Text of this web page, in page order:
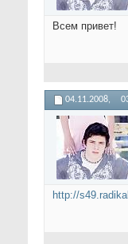
Всем привет!
04.11.2008,
http://